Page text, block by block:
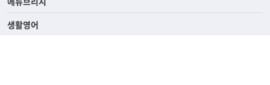
KoreaDailyUs
에듀브리지